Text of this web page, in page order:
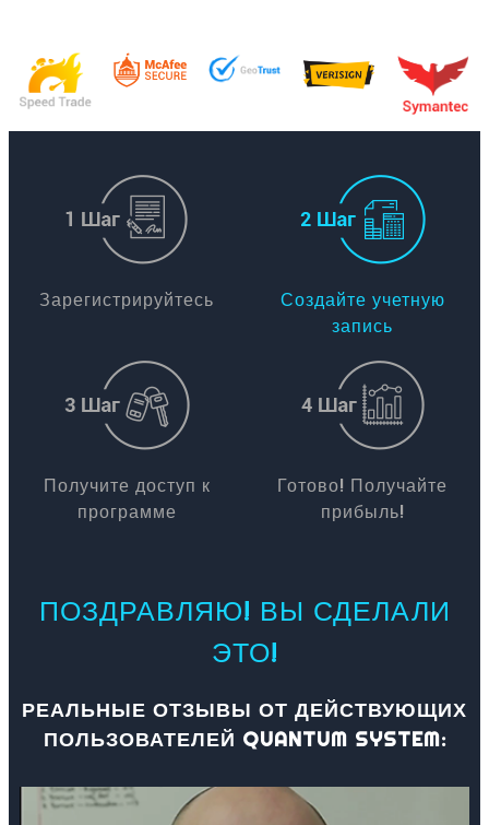
Зарегистрируйтесь
Создайте учетную
запись
Получите доступ к
программе
Готово! Получайте
прибыль!
ПОЗДРАВЛЯЮ! ВЫ СДЕЛАЛИ
ЭТО!
РЕАЛЬНЫЕ ОТЗЫВЫ ОТ ДЕЙСТВУЮЩИХ
ПОЛЬЗОВАТЕЛЕЙ QUANTUM SYSTEM: